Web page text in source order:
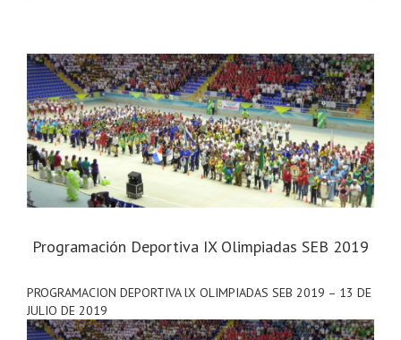
Programación Deportiva IX Olimpiadas SEB 2019
PROGRAMACION DEPORTIVA lX OLIMPIADAS SEB 2019 – 13 DE
JULIO DE 2019